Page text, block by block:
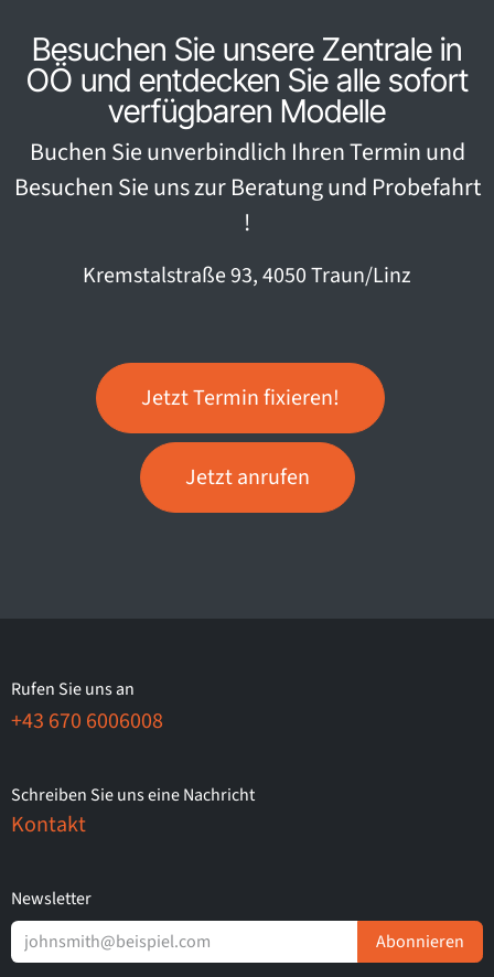
Besuchen Sie unsere Zentrale in
OÖ und entdecken Sie alle sofort
verfügbaren Modelle
Buchen Sie unverbindlich Ihren Termin und
Besuchen Sie uns zur Beratung und Probefahrt
!
Kremstalstraße 93, 4050 Traun/Linz
Jetzt Termin fixieren!
Jetzt anrufen
Rufen Sie uns an
+43 670 6006008
Schreiben Sie uns eine Nachricht
Kontakt
Newsletter
Abonnieren